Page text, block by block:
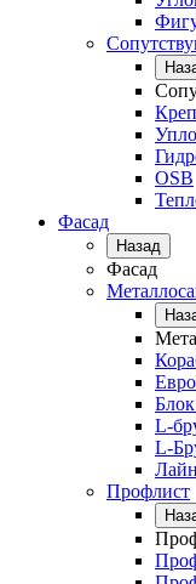
OSB
Фасад
Назад
Фасад
L-
L-
Профлист